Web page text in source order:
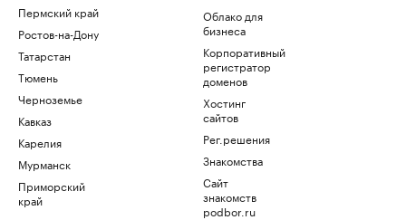
Пермский край
Ростов-на-Дону
Татарстан
Тюмень
Черноземье
Кавказ
Карелия
Мурманск
Приморский
край
Облако для
бизнеса
Корпоративный
регистратор
доменов
Хостинг
сайтов
Рег.решения
Знакомства
Сайт
знакомств
podbor.ru